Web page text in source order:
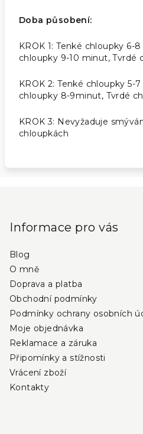
Doba působení:
KROK 1: Tenké chloupky 6-
chloupky 9-10 minut, Tvrdé
KROK 2: Tenké chloupky 5-
chloupky 8-9minut, Tvrdé
KROK 3: Nevyžaduje
chloupkách
Informace pro vás
Blog
O mně
Doprava a platba
Obchodní podmínky
Podmínky ochrany osobních
Moje objednávka
Reklamace a záruka
Připomínky a stížnosti
Vrácení zboží
Kontakty